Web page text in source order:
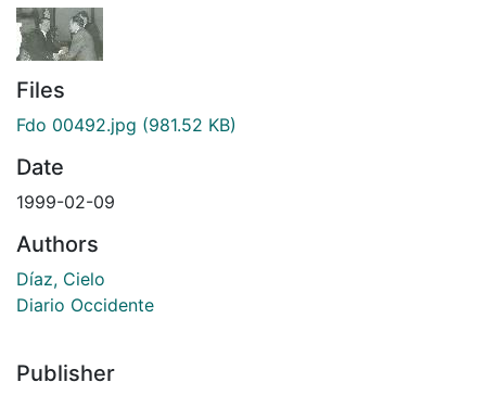
Files
Fdo 00492.jpg (981.52 KB)
Date
1999-02-09
Authors
Díaz, Cielo
Diario Occidente
Publisher